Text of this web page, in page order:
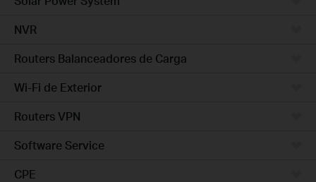
NVR
Routers Balanceadores de Carga
Wi-Fi de Exterior
Routers VPN
Software Service
CPE